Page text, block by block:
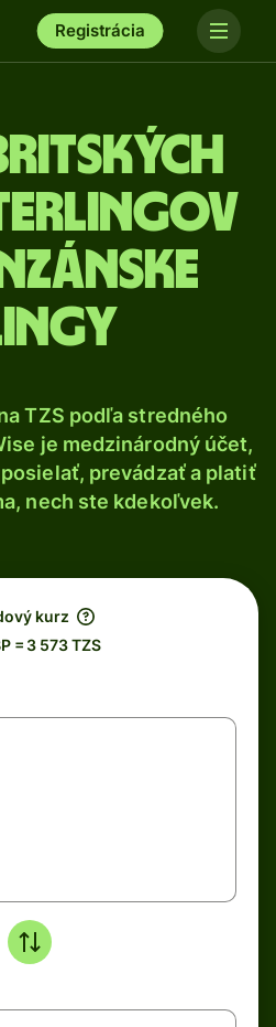
Registrácia
TZS podľa stredného
je medzinárodný účet,
prevádzať a platiť
nech ste kdekoľvek.
kurz
= 3 573 TZS